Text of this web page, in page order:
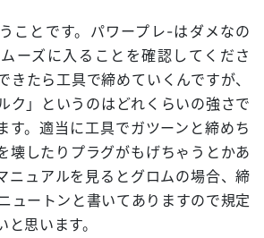
とです。パワープレ-はダメなの
ーズに入ることを確認してくださ
きたら工具で締めていくんですが、
ク」というのはどれくらいの強さで
す。適当に工具でガツーンと締めち
壊したりプラグがもげちゃうとかあ
ニュアルを見るとグロムの場合、締
ュートンと書いてありますので規定
思います。